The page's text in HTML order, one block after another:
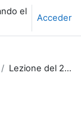
el
Acceder
Lezione del 25 ottobre